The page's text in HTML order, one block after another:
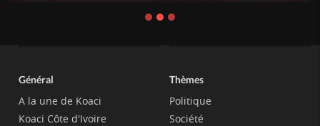
Général
A la une de Koaci
Koaci Côte d'Ivoire
Thèmes
Politique
Société